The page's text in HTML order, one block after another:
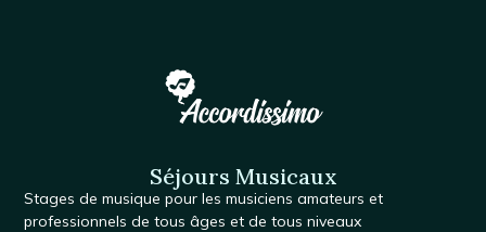
Séjours Musicaux
Stages de musique pour les musiciens amateurs et
professionnels de tous âges et de tous niveaux